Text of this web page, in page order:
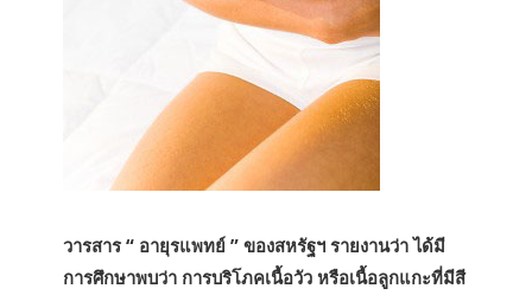
วารสาร “ อายุรแพทย์ ” ของสหรัฐฯ รายงานว่า ได้มี
การศึกษาพบว่า การบริโภคเนื้อวัว หรือเนื้อลูกแกะที่มีสี